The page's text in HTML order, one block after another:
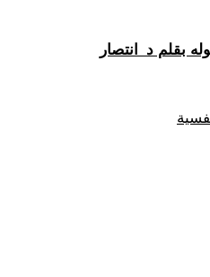
بقلم د_انتصار